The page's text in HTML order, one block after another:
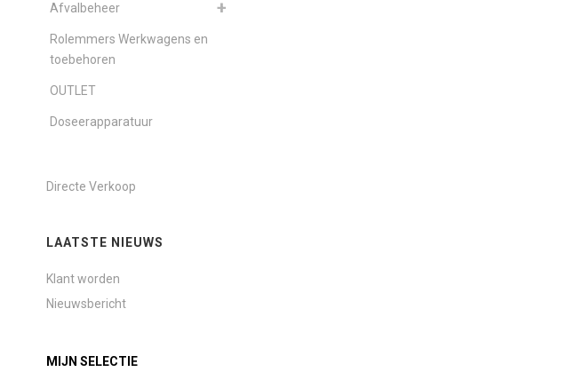
Afvalbeheer
Rolemmers Werkwagens en
toebehoren
OUTLET
Doseerapparatuur
Directe Verkoop
LAATSTE NIEUWS
Klant worden
Nieuwsbericht
MIJN SELECTIE